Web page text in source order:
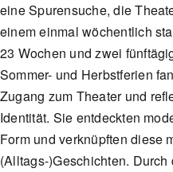
eine Spurensuche, die
einem einmal wöchentlich
23 Wochen und zwei
Sommer- und Herbstferien
Zugang zum Theater und
Identität. Sie entdeckten
Form und verknüpften diese
(Alltags-)Geschichten.